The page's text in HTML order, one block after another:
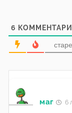
6
маг 6